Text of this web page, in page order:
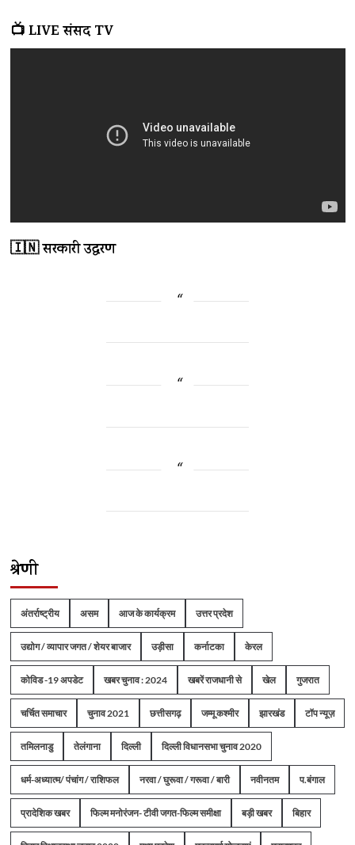
📺 LIVE संसद TV
🇮🇳 सरकारी उद्धरण
श्रेणी
अंतर्राष्ट्रीय असम आज के कार्यक्रम उत्तर प्रदेश
उद्योग / व्यापार जगत / शेयर बाजार उड़ीसा कर्नाटका केरल
कोविड -19 अपडेट खबर चुनाव : 2024 खबरें राजधानी से खेल गुजरात
चर्चित समाचार चुनाव 2021 छत्तीसगढ़ जम्मू कश्मीर झारखंड टॉप न्यूज़
तमिलनाडु तेलंगाना दिल्ली दिल्ली विधानसभा चुनाव 2020
धर्म-अध्यात्म/ पंचांग / राशिफल नरवा / घुरूवा / गरूवा / बारी नवीनतम प.बंगाल
प्रादेशिक खबर फिल्म मनोरंजन- टीवी जगत-फिल्म समीक्षा बड़ी खबर बिहार